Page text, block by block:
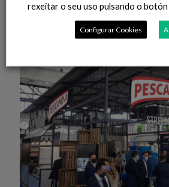
Leer máis
rexeitar o seu uso pulsando o botón
Configurar Cookies